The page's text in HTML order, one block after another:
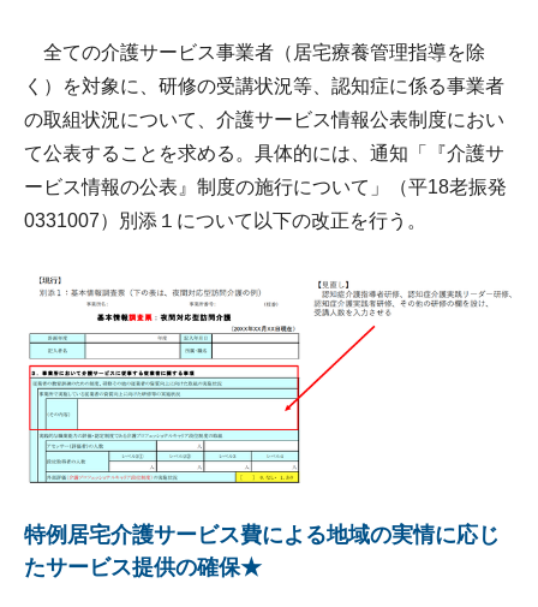
全ての介護サービス事業者（居宅療養管理指導を除
く）を対象に、研修の受講状況等、認知症に係る事業者
の取組状況について、介護サービス情報公表制度におい
て公表することを求める。具体的には、通知「『介護サ
ービス情報の公表』制度の施行について」（平18老振発
0331007）別添１について以下の改正を行う。
特例居宅介護サービス費による地域の実情に応じ
たサービス提供の確保★